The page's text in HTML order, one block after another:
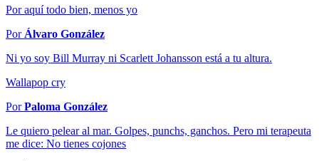
Por aquí todo bien, menos yo
Por Álvaro González
Ni yo soy Bill Murray ni Scarlett Johansson está a tu altura.
Wallapop cry
PorPaloma González
Le quiero pelear al mar. Golpes, punchs, ganchos. Pero mi terapeuta
me dice: No tienes cojones